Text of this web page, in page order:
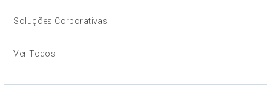
Soluções Corporativas
Ver Todos